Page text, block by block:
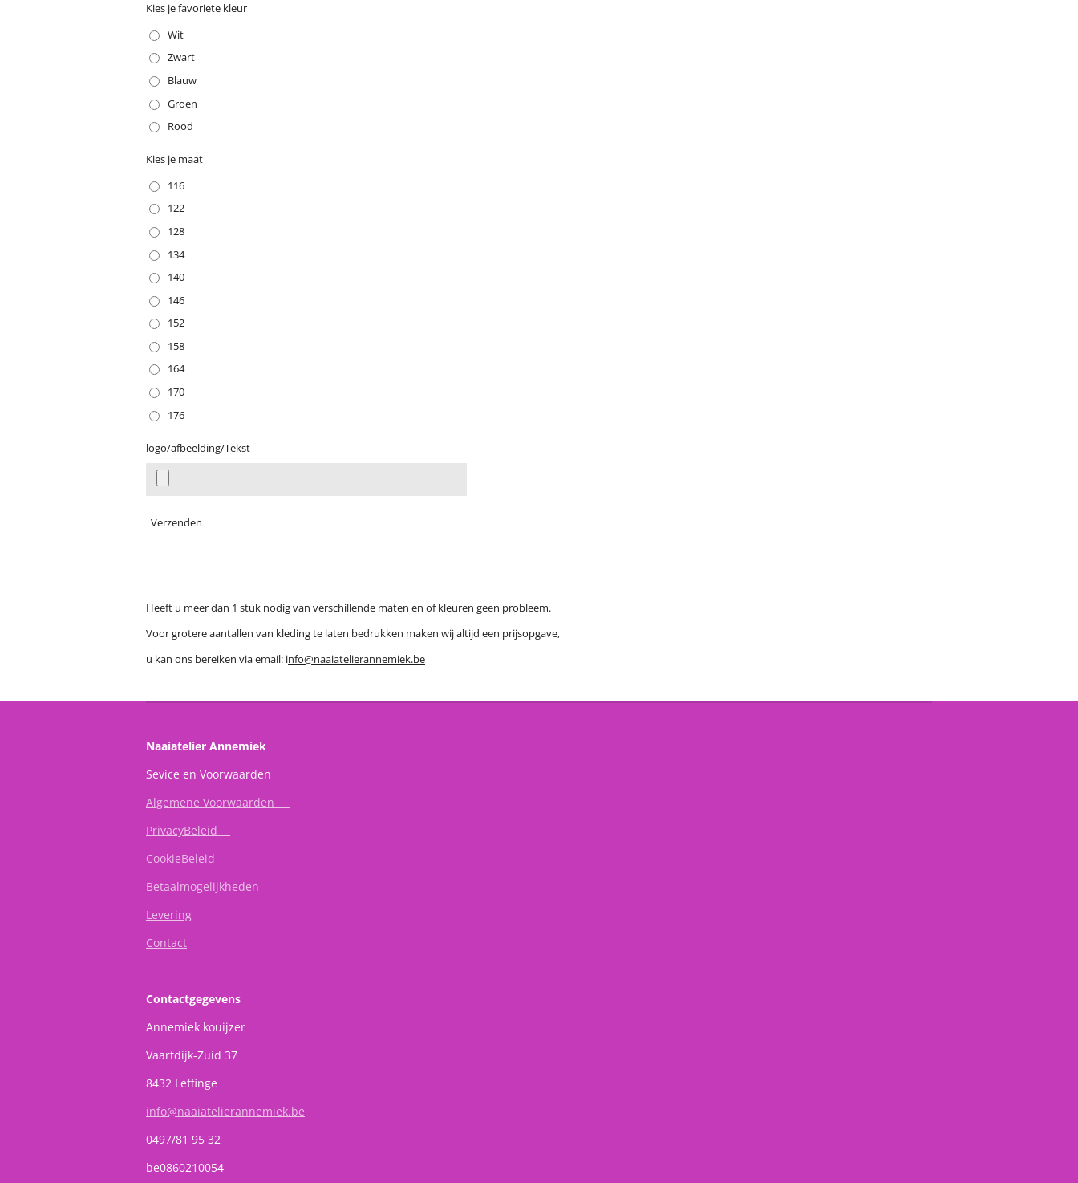
Kies je favoriete kleur
Wit
Zwart
Blauw
Groen
Rood
Kies je maat
116
122
128
134
140
146
152
158
164
170
176
logo/afbeelding/Tekst
Verzenden
Heeft u meer dan 1 stuk nodig van verschillende maten en of kleuren geen probleem.
Voor grotere aantallen van kleding te laten bedrukken maken wij altijd een prijsopgave,
u kan ons bereiken via email: info@naaiatelierannemiek.be
Naaiatelier Annemiek
Sevice en Voorwaarden
Algemene Voorwaarden
PrivacyBeleid
CookieBeleid
Betaalmogelijkheden
Levering
Contact
Contactgegevens
Annemiek kouijzer
Vaartdijk-Zuid 37
8432 Leffinge
info@naaiatelierannemiek.be
0497/81 95 32
be0860210054